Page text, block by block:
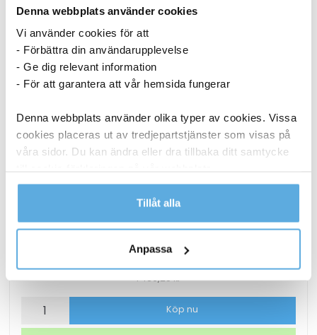
Denna webbplats använder cookies
Vi använder cookies för att
- Förbättra din användarupplevelse
- Ge dig relevant information
- För att garantera att vår hemsida fungerar
Denna webbplats använder olika typer av cookies. Vissa
cookies placeras ut av tredjepartstjänster som visas på
våra sidor. Du kan ändra eller dra tillbaka ditt samtycke
Läs mer i vår integritetspolicy om vilka vi är, hur du
kontaktar oss och på vilket sätt vi behandlar
Tillåt alla
Anpassa
1 436,25kr
Papperspåse
Köp nu